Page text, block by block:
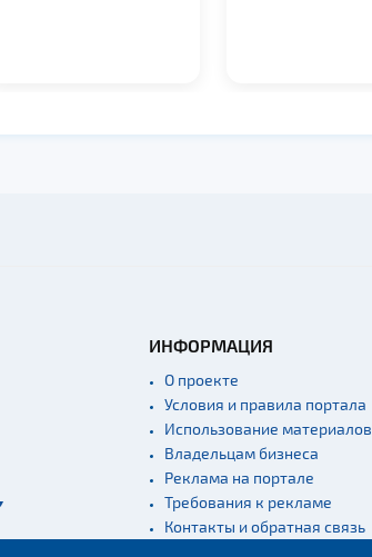
ИНФОРМАЦИЯ
О проекте
Условия и правила портала
Использование материалов
Владельцам бизнеса
Реклама на портале
Требования к рекламе
Контакты и обратная связь